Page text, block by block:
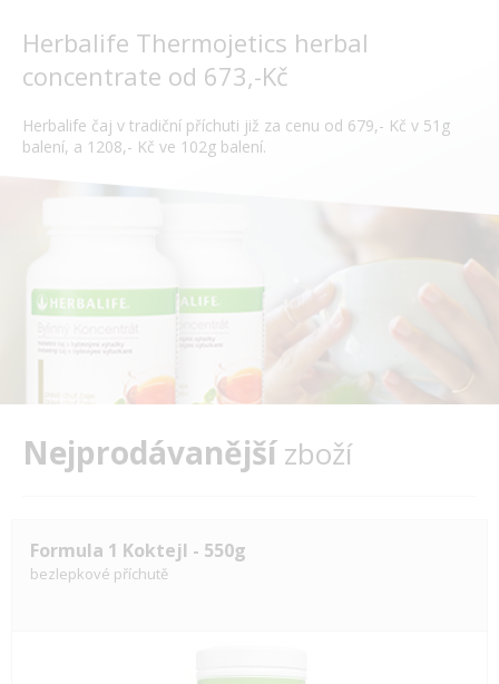
Herbalife Thermojetics herbal
concentrate od 673,-Kč
Herbalife čaj v tradiční příchuti již za cenu od 679,- Kč v 51g
balení, a 1208,- Kč ve 102g balení.
Nejprodávanějšízboží
Formula 1 Koktejl - 550g
bezlepkové příchutě